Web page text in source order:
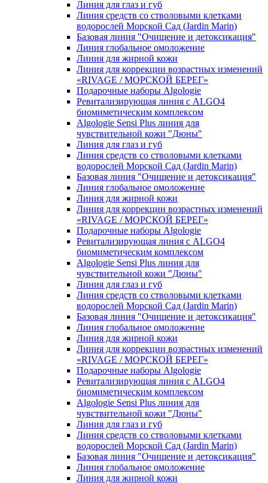
Линия для глаз и губ
Линия средств со стволовыми клетками
водорослей Морской Сад (Jardin Marin)
Базовая линия "Очищение и детоксикация"
Линия глобальное омоложение
Линия для жирной кожи
Линия для коррекции возрастных изменений
«RIVAGE / МОРСКОЙ БЕРЕГ»
Подарочные наборы Algologie
Ревитализирующая линия с ALGO4
биомиметическим комплексом
Algologie Sensi Plus линия для
чувcтвительной кожи "Дюны"
Линия для глаз и губ
Линия средств со стволовыми клетками
водорослей Морской Сад (Jardin Marin)
Базовая линия "Очищение и детоксикация"
Линия глобальное омоложение
Линия для жирной кожи
Линия для коррекции возрастных изменений
«RIVAGE / МОРСКОЙ БЕРЕГ»
Подарочные наборы Algologie
Ревитализирующая линия с ALGO4
биомиметическим комплексом
Algologie Sensi Plus линия для
чувcтвительной кожи "Дюны"
Линия для глаз и губ
Линия средств со стволовыми клетками
водорослей Морской Сад (Jardin Marin)
Базовая линия "Очищение и детоксикация"
Линия глобальное омоложение
Линия для жирной кожи
Линия для коррекции возрастных изменений
«RIVAGE / МОРСКОЙ БЕРЕГ»
Подарочные наборы Algologie
Ревитализирующая линия с ALGO4
биомиметическим комплексом
Algologie Sensi Plus линия для
чувcтвительной кожи "Дюны"
Линия для глаз и губ
Линия средств со стволовыми клетками
водорослей Морской Сад (Jardin Marin)
Базовая линия "Очищение и детоксикация"
Линия глобальное омоложение
Линия для жирной кожи